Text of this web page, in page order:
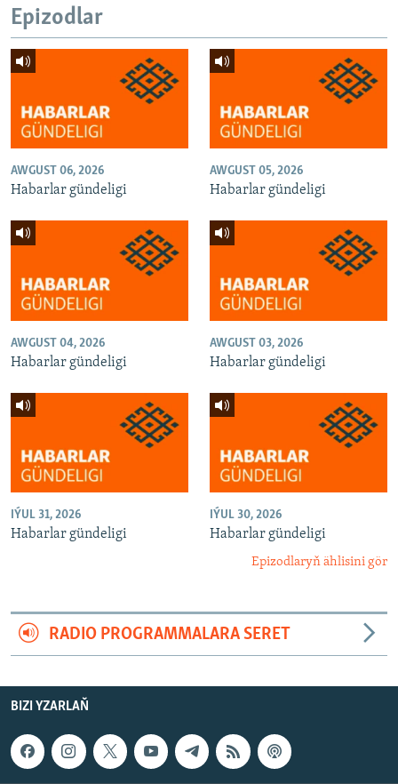
Epizodlar
AWGUST 06, 2026
Habarlar gündeligi
AWGUST 05, 2026
Habarlar gündeligi
AWGUST 04, 2026
Habarlar gündeligi
AWGUST 03, 2026
Habarlar gündeligi
IÝUL 31, 2026
Habarlar gündeligi
IÝUL 30, 2026
Habarlar gündeligi
Epizodlaryň ählisini gör
RADIO PROGRAMMALARA SERET
BIZI YZARLAŇ